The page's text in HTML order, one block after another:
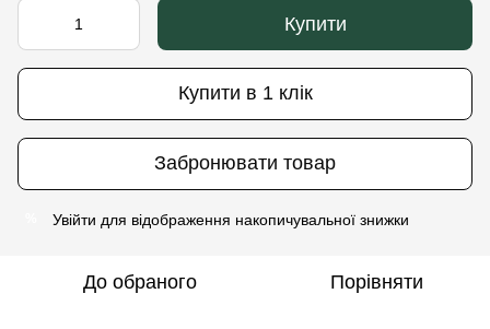
Купити
Купити в 1 клік
Забронювати товар
Увійти для відображення накопичувальної знижки
До обраного Порівняти